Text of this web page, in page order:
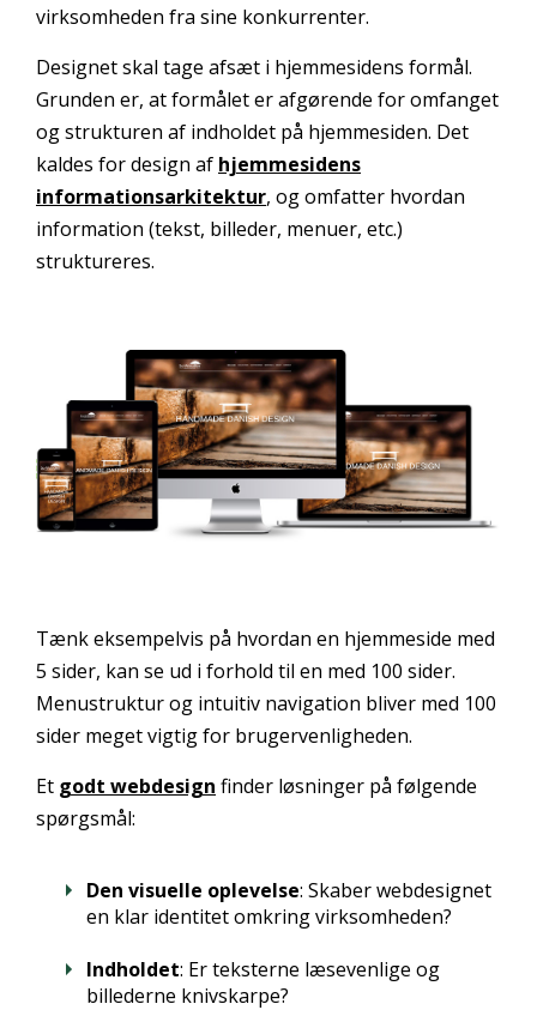
virksomheden fra sine konkurrenter.
Designet skal tage afsæt i hjemmesidens formål.
Grunden er, at formålet er afgørende for omfanget
og strukturen af indholdet på hjemmesiden. Det
kaldes for design af hjemmesidens
informationsarkitektur, og omfatter hvordan
information (tekst, billeder, menuer, etc.)
struktureres.
Tænk eksempelvis på hvordan en hjemmeside med
5 sider, kan se ud i forhold til en med 100 sider.
Menustruktur og intuitiv navigation bliver med 100
sider meget vigtig for brugervenligheden.
Et godt webdesign finder løsninger på følgende
spørgsmål:
Den visuelle oplevelse: Skaber webdesignet
en klar identitet omkring virksomheden?
Indholdet: Er teksterne læsevenlige og
billederne knivskarpe?